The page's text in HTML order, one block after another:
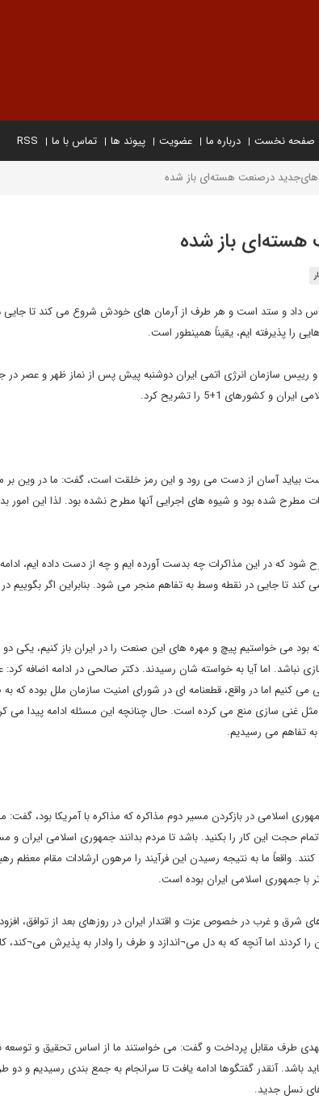
صفحه نخست درباره ما عضویت پیوند ها تماس با ما RSS
درصنعت هسته‌ای باز شده
باز شده
داد و ستد است و هر طرف از آرمان های خودش شروع می کند تا جایی
را پذیرفته ایم، یقیناً همینطور است.
سازمان انرژی اتمی ایران دوشنبه پیش پس از نماز ظهر و عصر در
1+5 را تشریح کرد.
بیاید آسان از دست می رود و این رمز خلقت است، گفت: ما در وین بر
مطرح شده بود و شیوه های اجرایی آنها مطرح نشده بود. لذا این امور
که در این مذاکرات چه بدست آورده ایم و چه از دست داده ایم،
تا جایی در نقطه وسط به تفاهم منجر می شود. بنابراین اگر بگوییم
بود می خواستیم پیچ و مهره های این صنعت را در ایران باز کنیم، یکی
نباشد. اما آیا به خواسته شان رسیدند. دکتر صالحی در ادامه اضافه
می کنیم اما در واقع، قطعنامه ای در شورای امنیت سازمان ملل بوده که
غنی سازی منع می کرده است. حال چنانچه این مسئله ادامه پیدا می
به تفاهم می رسیدیم.
اسلامی در بازکردن مسیر دوم مذاکره که مذاکره با آمریکا بود،
اتمام حجت این کار را بکنید. باشد تا مردم بدانند جمهوری اسلامی ایران
واقعاً ما به نتیجه رسیدن این فرآیند را مرهون ارشادات مقام معظم
با جمهوری اسلامی ایران بوده است.
شرق و غرب در خصوص عزت و اقتدار ایران در روزهای بعد از توافق،
اما آنچه که به دل می¬اندازد و طرف را وادار به پذیرش
طرف مقابل پرداخت و گفت: می خواستند ما از اساس تحقیق و توسعه
آنقدر گفتگوها ادامه یافت تا سرانجام به جمع بندی رسیدیم و دو
نسل جدید.